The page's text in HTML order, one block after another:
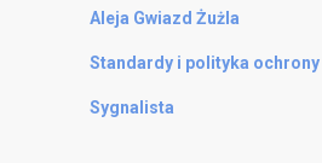
Aleja Gwiazd Żużla
Standardy i polityka ochrony
Sygnalista